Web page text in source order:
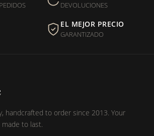
DEVOLUCIONES
EL MEJOR PRECIO
GARANTIZADO
handcrafted to order since 2013. Your
to last.